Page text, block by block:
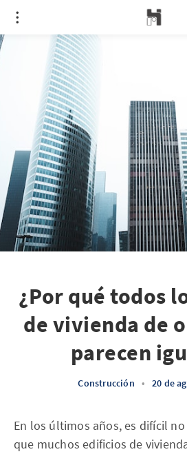
¿Por qué todos
de vivienda de
parecen
Construcción • 20 de
En los últimos años, es difícil
que muchos edificios de